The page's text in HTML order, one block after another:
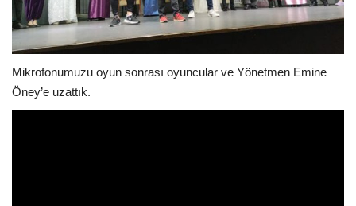
Köşe Yazarları
Galeri
Mikrofonumuzu oyun sonrası oyuncular ve Yönetmen Emine
Öney’e uzattık.